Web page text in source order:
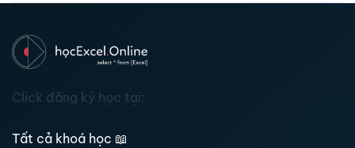
Click đăng ký học tại:
Tất cả khoá học 📖